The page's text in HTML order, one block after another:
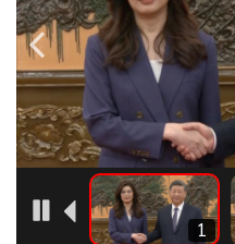
• ละคร
CbizReview
• Cyber BIZ
• ผู้จัดกวน
• Good health & Well-being
Green Innovation & SD
Management & HR
1